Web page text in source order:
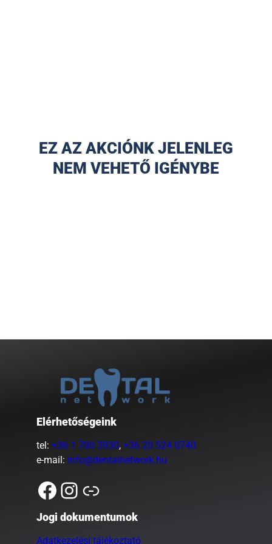
EZ AZ AKCIÓNK JELENLEG
NEM VEHETŐ IGÉNYBE
Elérhetőségeink
tel: +36 1 700 3930, +36 20 524 0740
e-mail: info@dentalnetwork.hu
Facebook Instagram Link
Jogi dokumentumok
Adatkezelési tájékoztató